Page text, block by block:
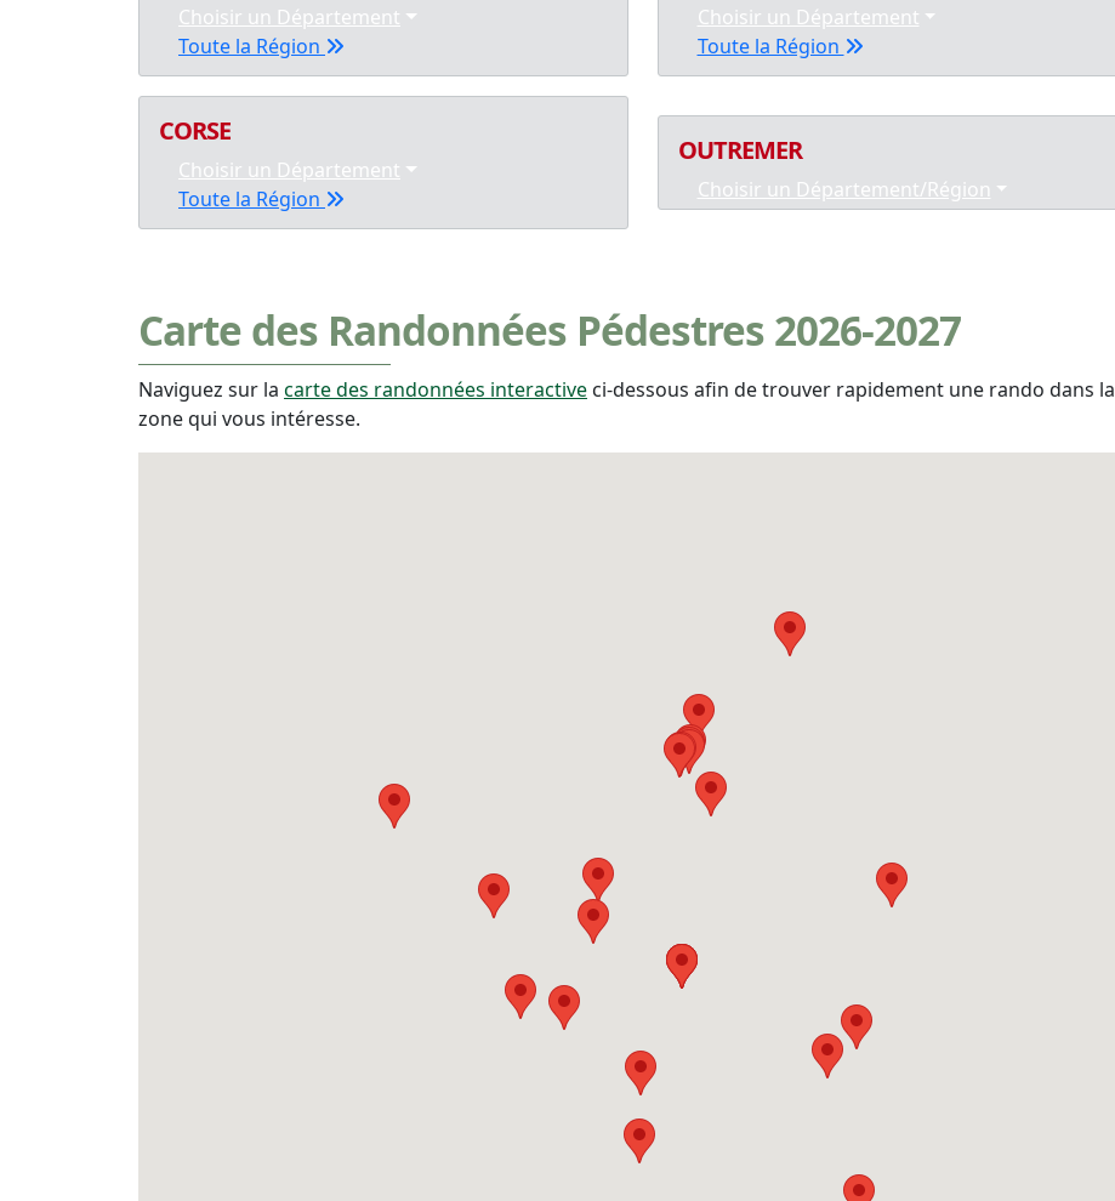
Choisir un Département
Toute la Région
Choisir un Département
Toute la Région
CORSE
Choisir un Département
Toute la Région
OUTREMER
Choisir un Département/Région
Carte des Randonnées Pédestres 2026-2027
Naviguez sur la carte des randonnées interactive ci-dessous afin de trouver rapidement une rando dans la
zone qui vous intéresse.